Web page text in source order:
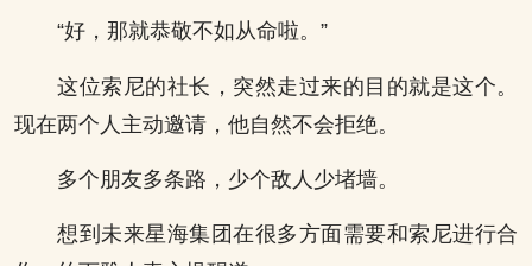
“好，那就恭敬不如从命啦。”
这位索尼的社长，突然走过来的目的就是这个。
现在两个人主动邀请，他自然不会拒绝。
多个朋友多条路，少个敌人少堵墙。
想到未来星海集团在很多方面需要和索尼进行合